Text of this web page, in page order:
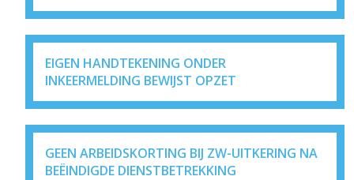
EIGEN HANDTEKENING ONDER
INKEERMELDING BEWIJST OPZET
GEEN ARBEIDSKORTING BIJ ZW-UITKERING NA
BEËINDIGDE DIENSTBETREKKING